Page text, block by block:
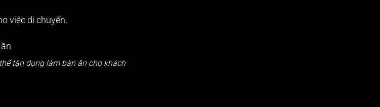
việc di chuyển.
tận dụng làm bàn ăn cho khách